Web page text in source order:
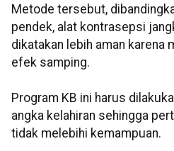
Metode tersebut,
pendek, alat kontrasepsi
dikatakan lebih aman karena
efek samping.
Program KB ini harus
angka kelahiran sehingga
tidak melebihi kemampuan.